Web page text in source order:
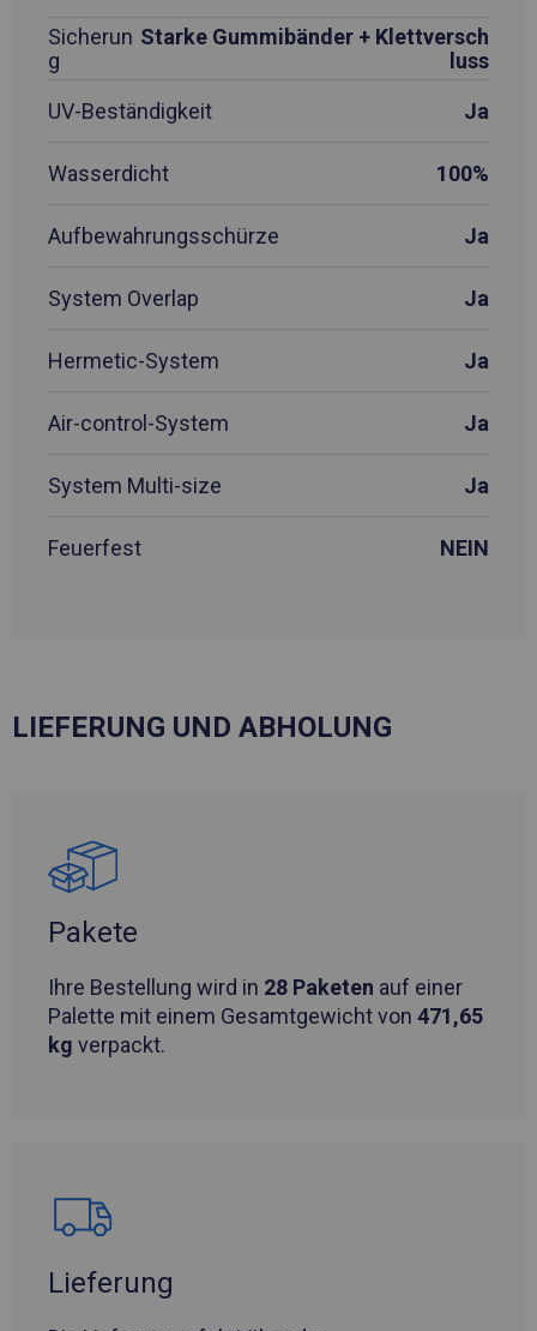
Sicherun
g
Starke Gummibänder + Klettversch
luss
UV-Beständigkeit
Ja
Wasserdicht 100%
Aufbewahrungsschürze Ja
System Overlap Ja
Hermetic-System Ja
Air-control-System Ja
System Multi-size Ja
Feuerfest NEIN
LIEFERUNG UND ABHOLUNG
Pakete
Ihre Bestellung wird in 28 Paketen auf einer
Palette mit einem Gesamtgewicht von 471,65
kg verpackt.
Lieferung